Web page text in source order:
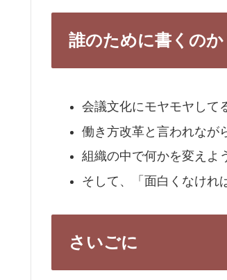
誰のために書くのか
会議文化にモヤモヤして
働き方改革と言われなが
組織の中で何かを変えよ
そして、「面白くなけれ
さいごに